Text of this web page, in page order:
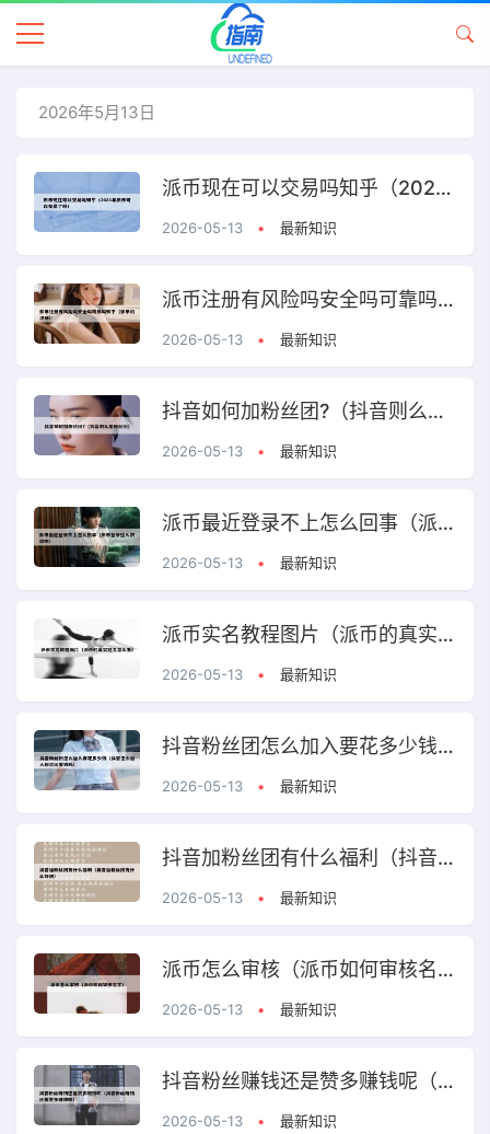
2026年5月13日
派币现在可以交易吗知乎（2021年派币可以交易了吗）
2026-05-13 • 最新知识
派币注册有风险吗安全吗可靠吗知乎（派币的注册）
2026-05-13 • 最新知识
抖音如何加粉丝团?（抖音则么加粉丝团）
2026-05-13 • 最新知识
派币最近登录不上怎么回事（派币登录这么费劲呢）
2026-05-13 • 最新知识
派币实名教程图片（派币的真实姓名怎么看）
2026-05-13 • 最新知识
抖音粉丝团怎么加入要花多少钱（抖音怎么加入粉丝团要钱吗）
2026-05-13 • 最新知识
抖音加粉丝团有什么福利（抖音加粉丝团有什么待遇）
2026-05-13 • 最新知识
派币怎么审核（派币如何审核名字）
2026-05-13 • 最新知识
抖音粉丝赚钱还是赞多赚钱呢（抖音粉丝赚钱还是赞多赚钱呢）
2026-05-13 • 最新知识